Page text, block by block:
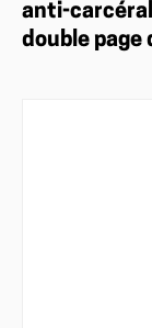
anti-
double page